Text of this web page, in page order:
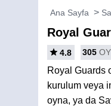
Ana Sayfa
Royal
4.8 305 OY
Royal Guards
kurulum veya
oyna, ya da